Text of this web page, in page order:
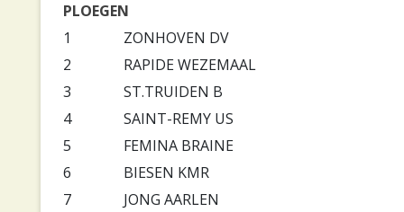
PLOEGEN
1
ZONHOVEN DV
2
RAPIDE WEZEMAAL
3
ST.TRUIDEN B
4
SAINT-REMY US
5
FEMINA BRAINE
6
BIESEN KMR
7
JONG AARLEN